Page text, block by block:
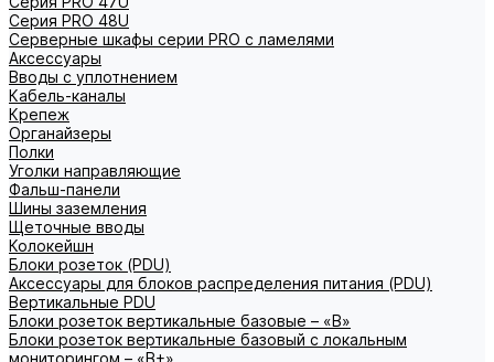
Серия PRO 48U
Серверные шкафы серии PRO с ламелями
Аксессуары
Вводы с уплотнением
Кабель-каналы
Крепеж
Органайзеры
Полки
Уголки направляющие
Фальш-панели
Шины заземления
Щеточные вводы
Колокейшн
Блоки розеток (PDU)
Аксессуары для блоков распределения питания (PDU)
Вертикальные PDU
Блоки розеток вертикальные базовые – «В»
Блоки розеток вертикальные базовый с локальным
мониторингом – «В+»